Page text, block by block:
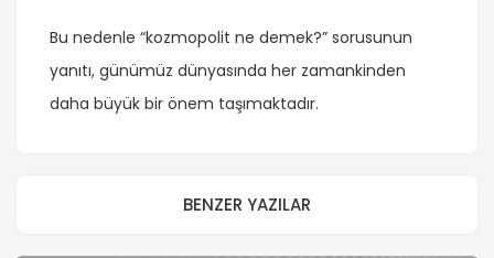
Bu nedenle “kozmopolit ne demek?” sorusunun
yanıtı, günümüz dünyasında her zamankinden
daha büyük bir önem taşımaktadır.
BENZER YAZILAR